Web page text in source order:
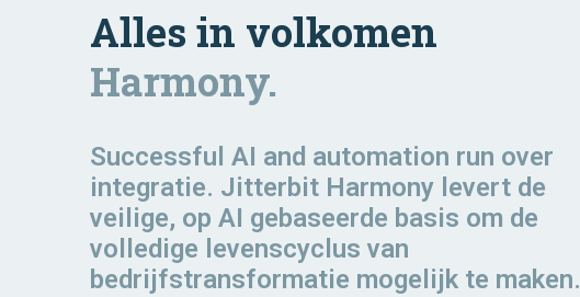
Alles in volkomen
Harmony.
Successful AI and automation run over
integratie. Jitterbit Harmony levert de
veilige, op AI gebaseerde basis om de
volledige levenscyclus van
bedrijfstransformatie mogelijk te maken.